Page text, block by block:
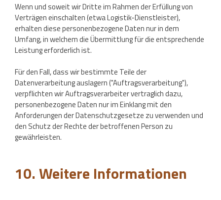
Wenn und soweit wir Dritte im Rahmen der Erfüllung von
Verträgen einschalten (etwa Logistik-Dienstleister),
erhalten diese personenbezogene Daten nur in dem
Umfang, in welchem die Übermittlung für die entsprechende
Leistung erforderlich ist.
Für den Fall, dass wir bestimmte Teile der
Datenverarbeitung auslagern ("Auftragsverarbeitung"),
verpflichten wir Auftragsverarbeiter vertraglich dazu,
personenbezogene Daten nur im Einklang mit den
Anforderungen der Datenschutzgesetze zu verwenden und
den Schutz der Rechte der betroffenen Person zu
gewährleisten.
10. Weitere Informationen